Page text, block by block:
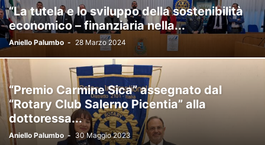
“La tutela e lo sviluppo della sostenibilità
economico – finanziaria nella...
Aniello Palumbo - 28 Marzo 2024
“Premio Carmine Sica” assegnato dal
“Rotary Club Salerno Picentia” alla
dottoressa...
Aniello Palumbo - 30 Maggio 2023